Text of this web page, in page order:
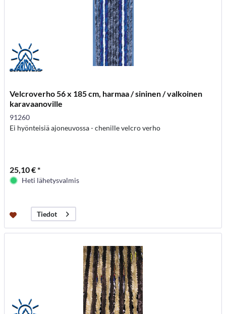
Velcroverho 56 x 185 cm, harmaa / sininen / valkoinen
karavaanoville
91260
Ei hyönteisiä ajoneuvossa - chenille velcro verho
25,10 € *
Heti lähetysvalmis
Tiedot